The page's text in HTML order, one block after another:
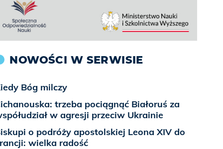
NOWOŚCI W SERWISIE
Bóg milczy
trzeba pociągnąć Białoruś za
w agresji przeciw Ukrainie
o podróży apostolskiej Leona XIV do
wielka radość